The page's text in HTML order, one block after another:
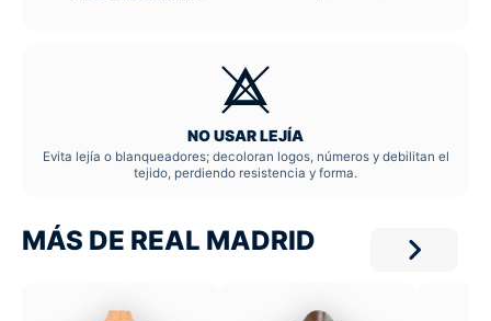
NO USAR LEJÍA
Evita lejía o blanqueadores; decoloran logos, números y debilitan el
tejido, perdiendo resistencia y forma.
MÁS DE REAL MADRID